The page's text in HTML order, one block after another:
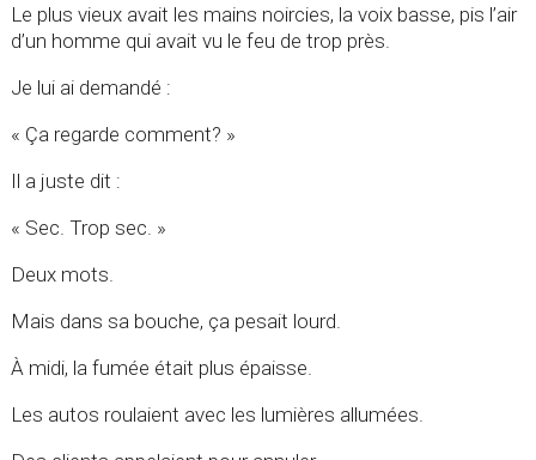
Le plus vieux avait les mains noircies, la voix basse, pis l’air
d’un homme qui avait vu le feu de trop près.
Je lui ai demandé :
« Ça regarde comment? »
Il a juste dit :
« Sec. Trop sec. »
Deux mots.
Mais dans sa bouche, ça pesait lourd.
À midi, la fumée était plus épaisse.
Les autos roulaient avec les lumières allumées.